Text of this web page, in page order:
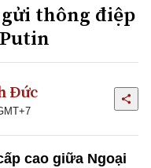
thông điệp
Đức
cao giữa Ngoại